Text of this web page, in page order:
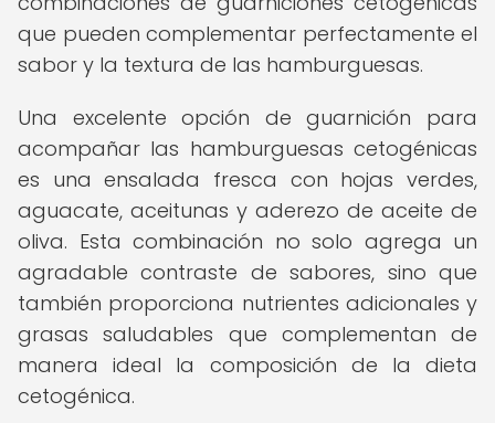
que pueden complementar perfectamente el
sabor y la textura de las hamburguesas.
Una excelente opción de guarnición para
acompañar las hamburguesas cetogénicas
es una ensalada fresca con hojas verdes,
aguacate, aceitunas y aderezo de aceite de
oliva. Esta combinación no solo agrega un
agradable contraste de sabores, sino que
también proporciona nutrientes adicionales y
grasas saludables que complementan de
manera ideal la composición de la dieta
cetogénica.